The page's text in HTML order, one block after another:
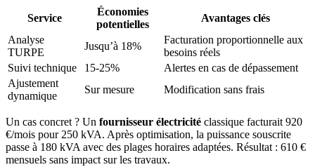
Service
Économies
potentielles
Avantages clés
Analyse
TURPE
Jusqu’à 18%
Facturation proportionnelle aux
besoins réels
Suivi technique
15-25%
Alertes en cas de dépassement
Ajustement
dynamique
Sur mesure Modification sans frais
Un cas concret ? Un fournisseur électricité classique facturait 920
€/mois pour 250 kVA. Après optimisation, la puissance souscrite
passe à 180 kVA avec des plages horaires adaptées. Résultat : 610 €
mensuels sans impact sur les travaux.